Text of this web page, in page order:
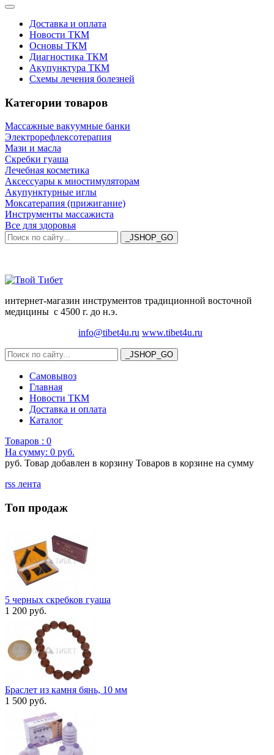
Доставка и оплата
Новости ТКМ
Основы ТКМ
Диагностика ТКМ
Акупунктура ТКМ
Схемы лечения болезней
Категории товаров
Массажные вакуумные банки
Электрорефлексотерапия
Мази и масла
Скребки гуаша
Лечебная косметика
Аксессуары к миостимуляторам
Акупунктурные иглы
Моксатерапия (прижигание)
Инструменты массажиста
Все для здоровья
интернет-магазин инструментов традиционной восточной
медицины с 4500 г. до н.э.
info@tibet4u.ru www.tibet4u.ru
Самовывоз
Главная
Новости ТКМ
Доставка и оплата
Каталог
Товаров : 0
На сумму: 0 руб.
руб. Товар добавлен в корзину Товаров в корзине на сумму
rss лента
Топ продаж
5 черных скребков гуаша
1 200 руб.
Браслет из камня бянь, 10 мм
1 500 руб.